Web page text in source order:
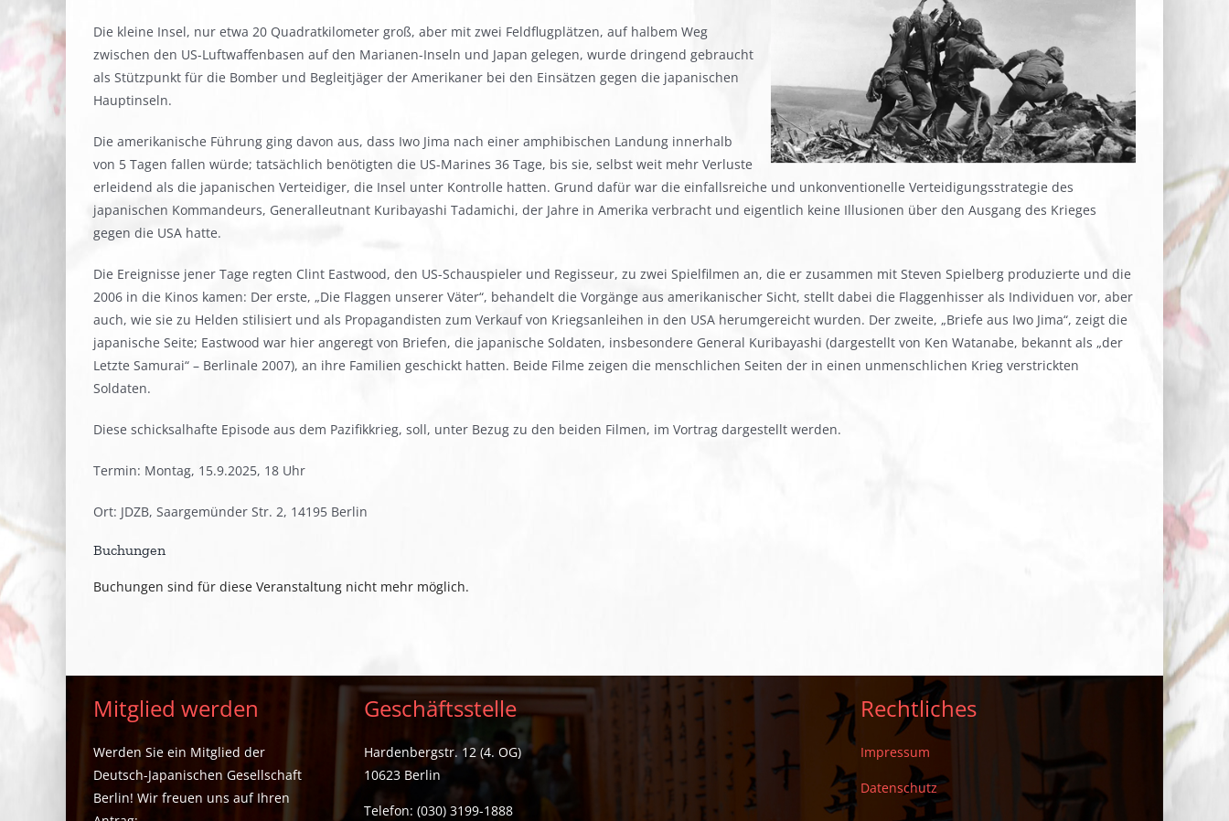
Die kleine Insel, nur etwa 20 Quadratkilometer groß, aber mit zwei Feldflugplätzen, auf halbem Weg
zwischen den US-Luftwaffenbasen auf den Marianen-Inseln und Japan gelegen, wurde dringend gebraucht
als Stützpunkt für die Bomber und Begleitjäger der Amerikaner bei den Einsätzen gegen die japanischen
Hauptinseln.
Die amerikanische Führung ging davon aus, dass Iwo Jima nach einer amphibischen Landung innerhalb
von 5 Tagen fallen würde; tatsächlich benötigten die US-Marines 36 Tage, bis sie, selbst weit mehr Verluste
erleidend als die japanischen Verteidiger, die Insel unter Kontrolle hatten. Grund dafür war die einfallsreiche und unkonventionelle Verteidigungsstrategie des
japanischen Kommandeurs, Generalleutnant Kuribayashi Tadamichi, der Jahre in Amerika verbracht und eigentlich keine Illusionen über den Ausgang des Krieges
gegen die USA hatte.
Die Ereignisse jener Tage regten Clint Eastwood, den US-Schauspieler und Regisseur, zu zwei Spielfilmen an, die er zusammen mit Steven Spielberg produzierte und die
2006 in die Kinos kamen: Der erste, „Die Flaggen unserer Väter“, behandelt die Vorgänge aus amerikanischer Sicht, stellt dabei die Flaggenhisser als Individuen vor, aber
auch, wie sie zu Helden stilisiert und als Propagandisten zum Verkauf von Kriegsanleihen in den USA herumgereicht wurden. Der zweite, „Briefe aus Iwo Jima“, zeigt die
japanische Seite; Eastwood war hier angeregt von Briefen, die japanische Soldaten, insbesondere General Kuribayashi (dargestellt von Ken Watanabe, bekannt als „der
Letzte Samurai“ – Berlinale 2007), an ihre Familien geschickt hatten. Beide Filme zeigen die menschlichen Seiten der in einen unmenschlichen Krieg verstrickten
Soldaten.
Diese schicksalhafte Episode aus dem Pazifikkrieg, soll, unter Bezug zu den beiden Filmen, im Vortrag dargestellt werden.
Termin: Montag, 15.9.2025, 18 Uhr
Ort: JDZB, Saargemünder Str. 2, 14195 Berlin
Buchungen
Buchungen sind für diese Veranstaltung nicht mehr möglich.
Mitglied werden
Werden Sie ein Mitglied der
Deutsch-Japanischen Gesellschaft
Berlin! Wir freuen uns auf Ihren
Geschäftsstelle
Hardenbergstr. 12 (4. OG)
10623 Berlin
Telefon: (030) 3199-1888
Rechtliches
Impressum
Datenschutz